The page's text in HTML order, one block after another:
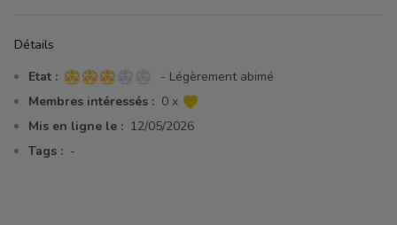
Détails
Etat : 3 sur 5 étoiles
- Légèrement abimé
Membres intéressés : 0 x
Mis en ligne le : 12/05/2026
Tags : -